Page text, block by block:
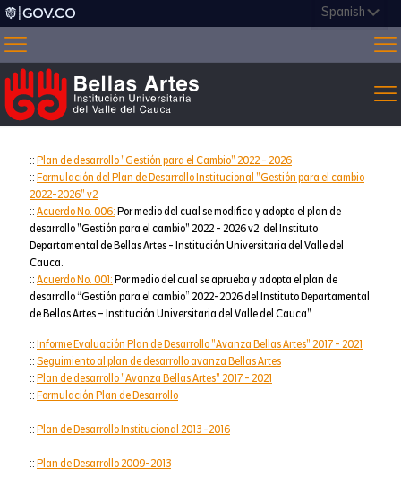
::Plan de desarrollo "Gestión para el Cambio" 2022 - 2026
::Formulación del Plan de Desarrollo Institucional "Gestión para el cambio
2022-2026" v2
::Acuerdo No. 006:Por medio del cual se modifica y adopta el plan de
desarrollo "Gestión para el cambio" 2022 - 2026 v2, del Instituto
Departamental de Bellas Artes - Institución Universitaria del Valle del
Cauca.
::Acuerdo No. 001:Por medio del cual se aprueba y adopta el plan de
desarrollo “Gestión para el cambio” 2022-2026 del Instituto Departamental
de Bellas Artes – Institución Universitaria del Valle del Cauca".
::Informe Evaluación Plan de Desarrollo "Avanza Bellas Artes" 2017 - 2021
::Seguimiento al plan de desarrollo avanza Bellas Artes
::Plan de desarrollo "Avanza Bellas Artes" 2017 - 2021
::Formulación Plan de Desarrollo
::Plan de Desarrollo Institucional 2013 -2016
::Plan de Desarrollo 2009-2013